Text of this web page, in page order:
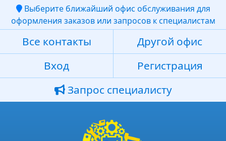
Выберите ближайший офис обслуживания для
оформления заказов или запросов к специалистам
Все контакты
Другой офис
Вход
Регистрация
Запрос специалисту